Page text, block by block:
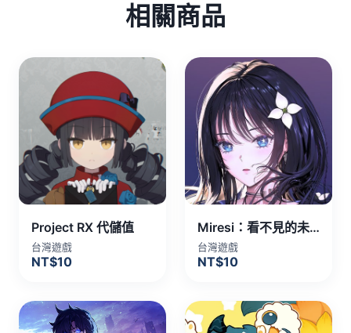
相關商品
Project RX 代儲值
台灣遊戲
NT$10
Miresi：看不見的未來 代儲值
台灣遊戲
NT$10